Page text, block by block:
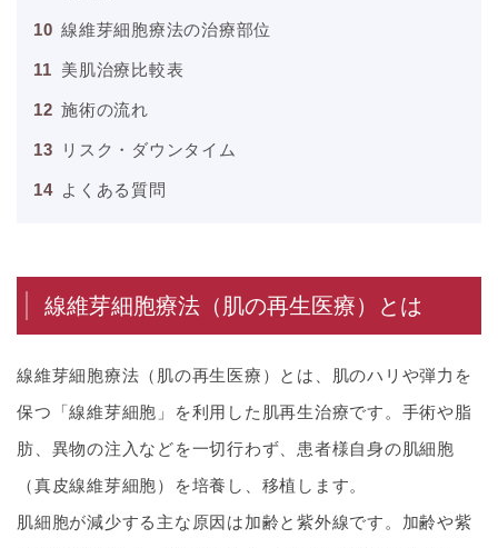
線維芽細胞療法の治療部位
美肌治療比較表
施術の流れ
リスク・ダウンタイム
よくある質問
線維芽細胞療法（肌の再生医療）とは
線維芽細胞療法（肌の再生医療）とは、肌のハリや弾力を
保つ「線維芽細胞」を利用した肌再生治療です。手術や脂
肪、異物の注入などを一切行わず、患者様自身の肌細胞
（真皮線維芽細胞）を培養し、移植します。
肌細胞が減少する主な原因は加齢と紫外線です。加齢や紫